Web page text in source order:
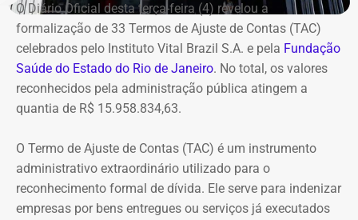
das despesas realizadas com verbas federais não foi
devidamente comprovada. As contas foram julgadas
irregulares em 2021, e a decisão foi mantida em março
de 2024, quando o tribunal rejeitou o recurso apresentado
pelo deputado.
quatro valores, que somam R$ 13.112,09, sem
atualização monetária.
A Procuradoria cita ainda que o Tribunal concluiu que o
O Diário Oficial desta terça-feira (4) revelou a
formalização de 33 Termos de Ajuste de Contas (TAC)
celebrados pelo Instituto Vital Brazil S.A. e pela Fundação
Saúde do Estado do Rio de Janeiro. No total, os valores
reconhecidos pela administração pública atingem a
quantia de R$ 15.958.834,63.
O Termo de Ajuste de Contas (TAC) é um instrumento
administrativo extraordinário utilizado para o
reconhecimento formal de dívida. Ele serve para indenizar
empresas por bens entregues ou serviços já executados